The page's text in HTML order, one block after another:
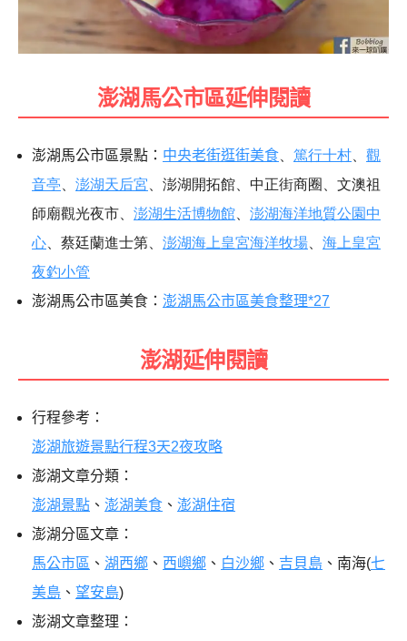
澎湖馬公市區延伸閱讀
澎湖馬公市區景點： 中央老街逛街美食 篤行十村
觀
音亭
澎湖天后宮 、澎湖開拓館、中正街商圈、文澳祖
師廟觀光夜市、 澎湖生活博物館
澎湖海洋地質公園中
心 、蔡廷蘭進士第、 澎湖海上皇宮海洋牧場
海上皇宮
夜釣小管
澎湖馬公市區美食： 澎湖馬公市區美食整理*27
澎湖延伸閱讀
行程參考：
澎湖旅遊景點行程3天2夜攻略
澎湖文章分類：
澎湖景點 、 澎湖美食 、 澎湖住宿
澎湖分區文章：
馬公市區 、 湖西鄉 、 西嶼鄉 、 白沙鄉 、 吉貝島 、南海(七
美島 、 望安島)
澎湖文章整理：